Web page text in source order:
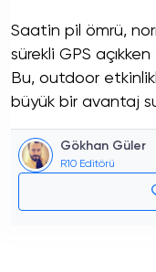
Saatin pil ömrü,
sürekli GPS
Bu, outdoor
büyük bir avantaj
Gökhan Güler
R10 Editörü